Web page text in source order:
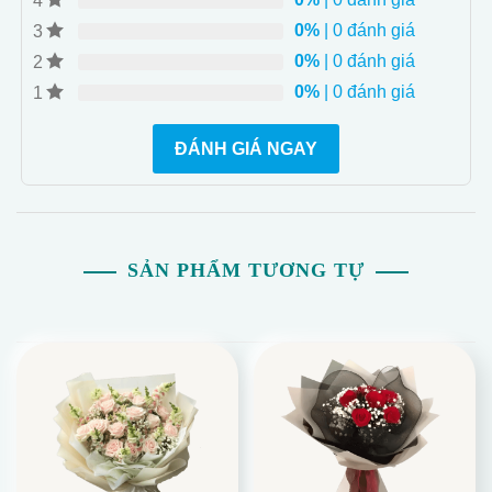
- Sắc Màu Hồng Tươi Mới: Bó hoa hồng kem nhí mix
cát tường với hoa hồng làm chủ đạo và tone màu hồng
tươi mới.
- Kích Thước Ưu Việt: Lớn, với chiều cao 80cm và
- Đa Dạng Phụ Kiện: Bó hoa đi kèm với lá và giấy Domy
- Giao Hàng Nhanh: Vận chuyển trong vòng 1 giờ tại Hồ
Chí Minh.
- Tôn Vinh Tình Yêu: Món quà tượng trưng cho tình yêu
và ngày đặt biệt.
3
0%| 0 đánh giá
2
0%| 0 đánh giá
1
0%| 0 đánh giá
ĐÁNH GIÁ NGAY
SẢN PHẨM TƯƠNG TỰ